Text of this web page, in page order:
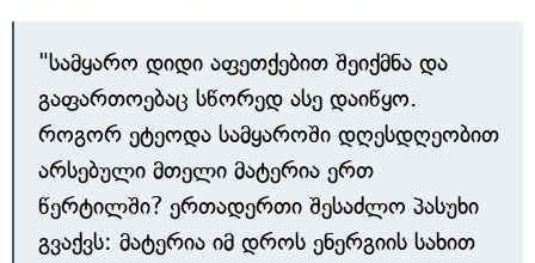
"სამყარო დიდი აფეთქებით შეიქმნა და
გაფართოებაც სწორედ ასე დაიწყო.
როგორ ეტეოდა სამყაროში დღესდღეობით
არსებული მთელი მატერია ერთ
წერტილში? ერთადერთი შესაძლო პასუხი
გვაქვს: მატერია იმ დროს ენერგიის სახით